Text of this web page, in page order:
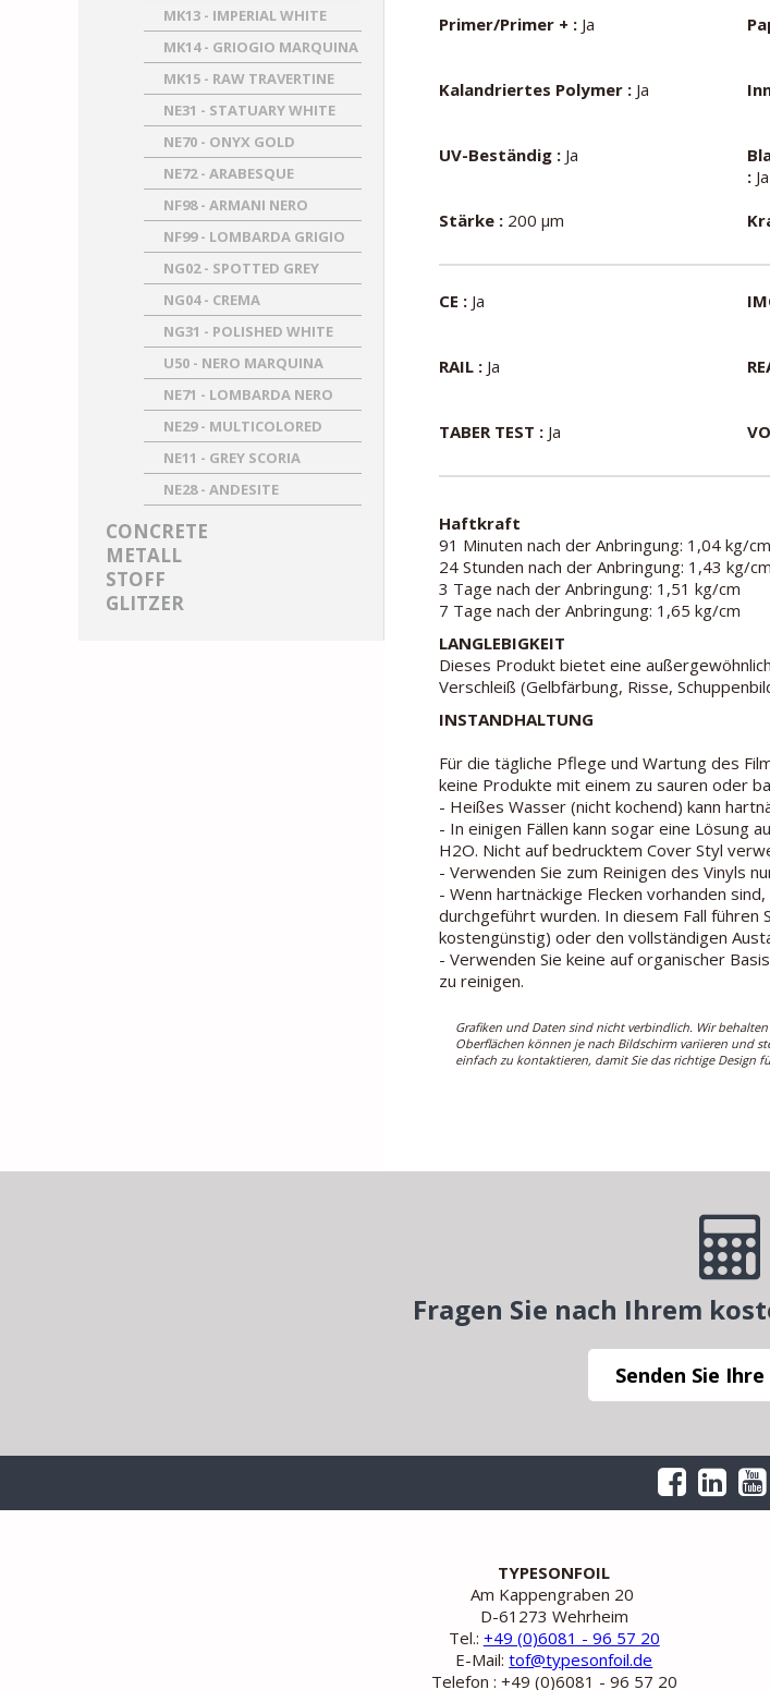
MK13 - IMPERIAL WHITE
MK14 - GRIOGIO MARQUINA
MK15 - RAW TRAVERTINE
NE31 - STATUARY WHITE
NE70 - ONYX GOLD
NE72 - ARABESQUE
NF98 - ARMANI NERO
NF99 - LOMBARDA GRIGIO
NG02 - SPOTTED GREY
NG04 - CREMA
NG31 - POLISHED WHITE
U50 - NERO MARQUINA
NE71 - LOMBARDA NERO
NE29 - MULTICOLORED
NE11 - GREY SCORIA
NE28 - ANDESITE
CONCRETE
METALL
STOFF
GLITZER
Primer/Primer + : Ja
Kalandriertes Polymer : Ja
UV-Beständig : Ja
:Ja
Stärke : 200 µm
CE : Ja
RAIL : Ja
TABER TEST : Ja
Haftkraft
91 Minuten nach der Anbringung: 1,04 kg/cm
24 Stunden nach der Anbringung: 1,43 kg/cm
3 Tage nach der Anbringung: 1,51 kg/cm
7 Tage nach der Anbringung: 1,65 kg/cm
LANGLEBIGKEIT
Dieses Produkt bietet eine
Verschleiß (Gelbfärbung, Risse,
INSTANDHALTUNG
Für die tägliche Pflege und Wartung des
keine Produkte mit einem zu sauren oder
- Heißes Wasser (nicht kochend) kann
- In einigen Fällen kann sogar eine Lösung
H2O. Nicht auf bedrucktem Cover Styl
- Verwenden Sie zum Reinigen des Vinyls
- Wenn hartnäckige Flecken vorhanden
durchgeführt wurden. In diesem Fall
kostengünstig) oder den vollständigen
- Verwenden Sie keine auf organischer
zu reinigen.
Grafiken und Daten sind nicht verbindlich. Wir
Oberflächen können je nach Bildschirm variieren und
einfach zu kontaktieren, damit Sie das richtige Design
Fragen Sie nach Ihrem
Senden Sie
TYPESONFOIL
Am Kappengraben 20
D-61273 Wehrheim
Tel.: +49 (0)6081 - 96 57 20
E-Mail:tof@typesonfoil.de
Telefon : +49 (0)6081 - 96 57 20